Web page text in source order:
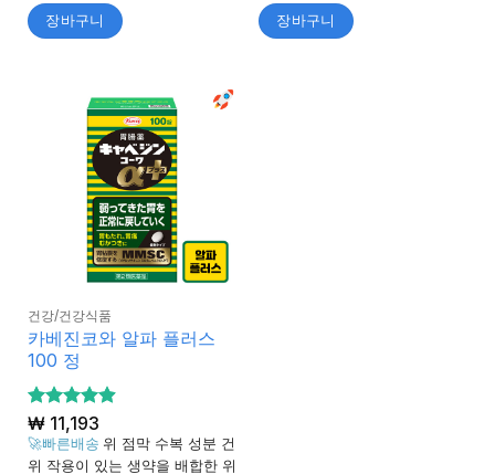
장바구니 장바구니
건강/건강식품
카베진코와 알파 플러스
100 정
5 중에서
4.88로 평
가됨
₩11,193
🚀빠른배송 위 점막 수복 성분 건
위 작용이 있는 생약을 배합한 위